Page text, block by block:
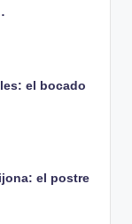
el bocado
el postre